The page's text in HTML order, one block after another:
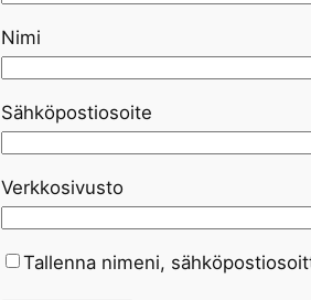
Nimi
Sähköpostiosoite
Verkkosivusto
Tallenna nimeni,